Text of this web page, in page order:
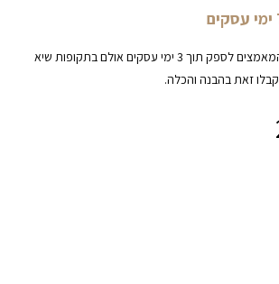
החברה עושה את מירב המאמצים לספק תוך 3 ימי עסקים אולם בתקופות שיא
קבלו זאת בהבנה והכלה.